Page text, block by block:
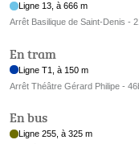
Ligne 13, à 666 m
Arrêt Basilique de Saint-Denis -
En tram
Ligne T1, à 150 m
Arrêt Théâtre Gérard Philipe -
En bus
Ligne 255, à 325 m